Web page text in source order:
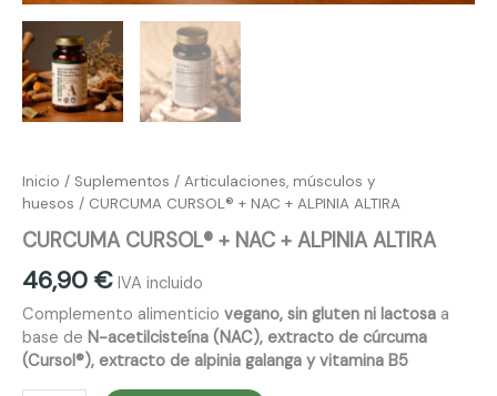
Inicio / Suplementos / Articulaciones, músculos y
huesos / CURCUMA CURSOL® + NAC + ALPINIA ALTIRA
CURCUMA CURSOL® + NAC + ALPINIA ALTIRA
46,90 € IVA incluido
Complemento alimenticio vegano, sin gluten ni lactosa a
base de N-acetilcisteína (NAC), extracto de cúrcuma
(Cursol®), extracto de alpinia galanga y vitamina B5